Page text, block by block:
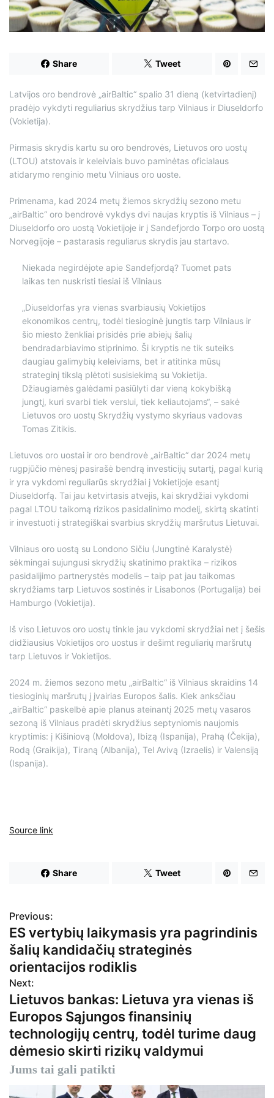
d
t
i
m
Share Tweet
Latvijos oro bendrovė „airBaltic“ spalio 31 dieną (ketvirtadienį)
pradėjo vykdyti reguliarius skrydžius tarp Vilniaus ir Diuseldorfo
(Vokietija).
Pirmasis skrydis kartu su oro bendrovės, Lietuvos oro uostų
(LTOU) atstovais ir keleiviais buvo paminėtas oficialaus
atidarymo renginio metu Vilniaus oro uoste.
Primenama, kad 2024 metų žiemos skrydžių sezono metu
„airBaltic“ oro bendrovė vykdys dvi naujas kryptis iš Vilniaus – į
Diuseldorfo oro uostą Vokietijoje ir į Sandefjordo Torpo oro uostą
Norvegijoje – pastarasis reguliarus skrydis jau startavo.
Niekada negirdėjote apie Sandefjordą? Tuomet pats
laikas ten nuskristi tiesiai iš Vilniaus
„Diuseldorfas yra vienas svarbiausių Vokietijos
ekonomikos centrų, todėl tiesioginė jungtis tarp Vilniaus ir
šio miesto ženkliai prisidės prie abiejų šalių
bendradarbiavimo stiprinimo. Ši kryptis ne tik suteiks
daugiau galimybių keleiviams, bet ir atitinka mūsų
strateginį tikslą plėtoti susisiekimą su Vokietija.
Džiaugiamės galėdami pasiūlyti dar vieną kokybišką
jungtį, kuri svarbi tiek verslui, tiek keliautojams“, – sakė
Lietuvos oro uostų Skrydžių vystymo skyriaus vadovas
Tomas Zitikis.
Lietuvos oro uostai ir oro bendrovė „airBaltic“ dar 2024 metų
rugpjūčio mėnesį pasirašė bendrą investicijų sutartį, pagal kurią
ir yra vykdomi reguliarūs skrydžiai į Vokietijoje esantį
Diuseldorfą. Tai jau ketvirtasis atvejis, kai skrydžiai vykdomi
pagal LTOU taikomą rizikos pasidalinimo modelį, skirtą skatinti
ir investuoti į strategiškai svarbius skrydžių maršrutus Lietuvai.
Vilniaus oro uostą su Londono Sičiu (Jungtinė Karalystė)
sėkmingai sujungusi skrydžių skatinimo praktika – rizikos
pasidalijimo partnerystės modelis – taip pat jau taikomas
skrydžiams tarp Lietuvos sostinės ir Lisabonos (Portugalija) bei
Hamburgo (Vokietija).
Iš viso Lietuvos oro uostų tinkle jau vykdomi skrydžiai net į šešis
didžiausius Vokietijos oro uostus ir dešimt reguliarių maršrutų
tarp Lietuvos ir Vokietijos.
2024 m. žiemos sezono metu „airBaltic“ iš Vilniaus skraidins 14
tiesioginių maršrutų į įvairias Europos šalis. Kiek anksčiau
„airBaltic“ paskelbė apie planus ateinantį 2025 metų vasaros
sezoną iš Vilniaus pradėti skrydžius septyniomis naujomis
kryptimis: į Kišiniovą (Moldova), Ibizą (Ispanija), Prahą (Čekija),
Rodą (Graikija), Tiraną (Albanija), Tel Avivą (Izraelis) ir Valensiją
(Ispanija).
Source link
Share Tweet
N
a
v
i
g
a
c
Previous:
ES vertybių laikymasis yra pagrindinis
šalių kandidačių strateginės
orientacijos rodiklis
Next:
Lietuvos bankas: Lietuva yra vienas iš
Europos Sąjungos finansinių
technologijų centrų, todėl turime daug
dėmesio skirti rizikų valdymui
Jums tai gali patikti